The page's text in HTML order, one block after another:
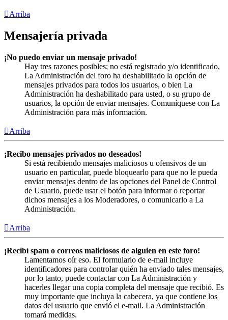
Arriba
Mensajería privada
¡No puedo enviar un mensaje privado!
Hay tres razones posibles; no está registrado y/o identificado,
La Administración del foro ha deshabilitado la opción de
mensajes privados para todos los usuarios, o bien La
Administración ha deshabilitado para usted, o su grupo de
usuarios, la opción de enviar mensajes. Comuníquese con La
Administración para más información.
Arriba
¡Recibo mensajes privados no deseados!
Si está recibiendo mensajes maliciosos u ofensivos de un
usuario en particular, puede bloquearlo para que no le pueda
enviar mensajes dentro de las opciones del Panel de Control
de Usuario, puede usar el botón para informar o reportar
dichos mensajes a los Moderadores, o comunicarlo a La
Administración.
Arriba
¡Recibí spam o correos maliciosos de alguien en este foro!
Lamentamos oír eso. El formulario de e-mail incluye
identificadores para controlar quién ha enviado tales mensajes,
por lo tanto, puede contactar con La Administración y
hacerles llegar una copia completa del mensaje que recibió. Es
muy importante que incluya la cabecera, ya que contiene los
datos del usuario que envió el e-mail. La Administración
tomará medidas.